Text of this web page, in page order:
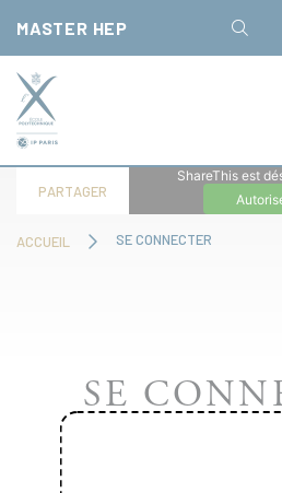
MASTER HEP
ACCUEIL SE CONNECTER
PARTAGER
ShareThis est
SE